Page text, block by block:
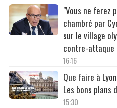
"Vous ne ferez
chambré par
sur le village
contre-attaque
16:16
Que faire à
Les bons plans
15:30